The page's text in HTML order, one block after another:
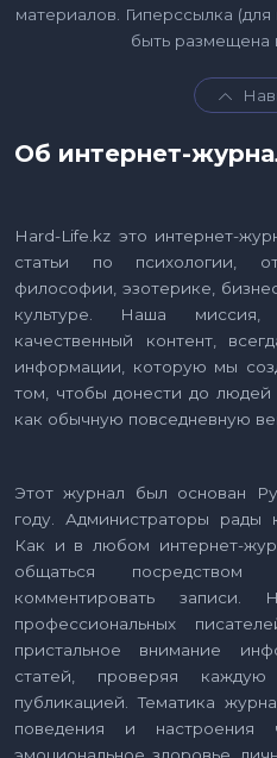
материалов. Гиперссылка
быть размещена
Об интернет-
Hard-Life.kz это интернет-
статьи по психологии,
философии, эзотерике,
культуре. Наша миссия,
качественный контент,
информации, которую мы
том, чтобы донести до людей
как обычную повседневную
Этот журнал был основан
году. Администраторы рады
Как и в любом интернет-
общаться
комментировать записи.
профессиональных
пристальное внимание
статей, проверяя
публикацией. Тематика
поведения и настроения